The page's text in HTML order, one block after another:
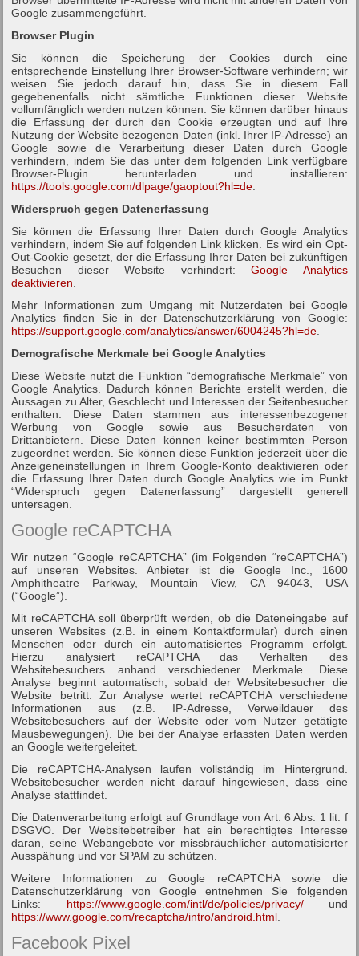
Google zusammengeführt.
Browser Plugin
Sie können die Speicherung der Cookies durch eine
entsprechende Einstellung Ihrer Browser-Software verhindern; wir
weisen Sie jedoch darauf hin, dass Sie in diesem Fall
gegebenenfalls nicht sämtliche Funktionen dieser Website
vollumfänglich werden nutzen können. Sie können darüber hinaus
die Erfassung der durch den Cookie erzeugten und auf Ihre
Nutzung der Website bezogenen Daten (inkl. Ihrer IP-Adresse) an
Google sowie die Verarbeitung dieser Daten durch Google
verhindern, indem Sie das unter dem folgenden Link verfügbare
Browser-Plugin herunterladen und installieren:
https://tools.google.com/dlpage/gaoptout?hl=de
Widerspruch gegen Datenerfassung
Sie können die Erfassung Ihrer Daten durch Google Analytics
verhindern, indem Sie auf folgenden Link klicken. Es wird ein Opt-
Out-Cookie gesetzt, der die Erfassung Ihrer Daten bei zukünftigen
Besuchen dieser Website verhindert:Google Analytics
deaktivieren
Mehr Informationen zum Umgang mit Nutzerdaten bei Google
Analytics finden Sie in der Datenschutzerklärung von Google:
https://support.google.com/analytics/answer/6004245?hl=de
Demografische Merkmale bei Google Analytics
Diese Website nutzt die Funktion “demografische Merkmale” von
Google Analytics. Dadurch können Berichte erstellt werden, die
Aussagen zu Alter, Geschlecht und Interessen der Seitenbesucher
enthalten. Diese Daten stammen aus interessenbezogener
Werbung von Google sowie aus Besucherdaten von
Drittanbietern. Diese Daten können keiner bestimmten Person
zugeordnet werden. Sie können diese Funktion jederzeit über die
Anzeigeneinstellungen in Ihrem Google-Konto deaktivieren oder
die Erfassung Ihrer Daten durch Google Analytics wie im Punkt
“Widerspruch gegen Datenerfassung” dargestellt generell
untersagen.
Google reCAPTCHA
Wir nutzen “Google reCAPTCHA” (im Folgenden “reCAPTCHA”)
auf unseren Websites. Anbieter ist die Google Inc., 1600
Amphitheatre Parkway, Mountain View, CA 94043, USA
(“Google”).
Mit reCAPTCHA soll überprüft werden, ob die Dateneingabe auf
unseren Websites (z.B. in einem Kontaktformular) durch einen
Menschen oder durch ein automatisiertes Programm erfolgt.
Hierzu analysiert reCAPTCHA das Verhalten des
Websitebesuchers anhand verschiedener Merkmale. Diese
Analyse beginnt automatisch, sobald der Websitebesucher die
Website betritt. Zur Analyse wertet reCAPTCHA verschiedene
Informationen aus (z.B. IP-Adresse, Verweildauer des
Websitebesuchers auf der Website oder vom Nutzer getätigte
Mausbewegungen). Die bei der Analyse erfassten Daten werden
an Google weitergeleitet.
Die reCAPTCHA-Analysen laufen vollständig im Hintergrund.
Websitebesucher werden nicht darauf hingewiesen, dass eine
Analyse stattfindet.
Die Datenverarbeitung erfolgt auf Grundlage von Art. 6 Abs. 1 lit. f
DSGVO. Der Websitebetreiber hat ein berechtigtes Interesse
daran, seine Webangebote vor missbräuchlicher automatisierter
Ausspähung und vor SPAM zu schützen.
Weitere Informationen zu Google reCAPTCHA sowie die
Datenschutzerklärung von Google entnehmen Sie folgenden
Links: https://www.google.com/intl/de/policies/privacy/und
https://www.google.com/recaptcha/intro/android.html
Facebook Pixel